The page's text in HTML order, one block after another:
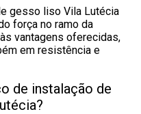
gesso liso Vila Lutécia
força no ramo da
vantagens oferecidas,
em resistência e
de instalação de